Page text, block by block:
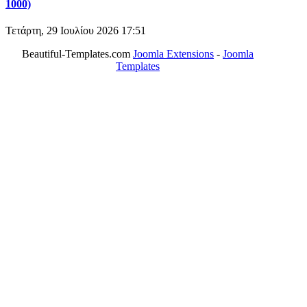
1000)
Τετάρτη, 29 Ιουλίου 2026 17:51
Beautiful-Templates.comJoomla Extensions -Joomla
Templates